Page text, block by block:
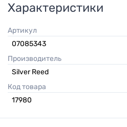
Характеристики
Артикул
07085343
Производитель
Silver Reed
Код товара
17980